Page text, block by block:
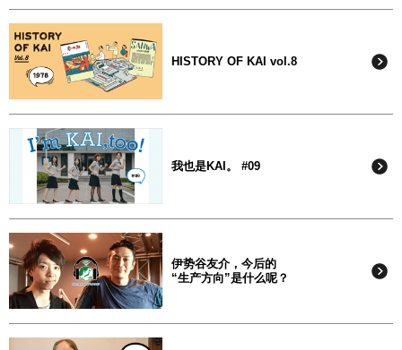
HISTORY OF KAI vol.8
我也是KAI。 #09
伊势谷友介，今后的
“生产方向”是什么呢？